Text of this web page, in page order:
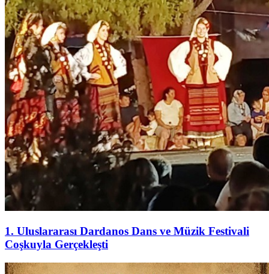
1. Uluslararası Dardanos Dans ve Müzik Festivali
Coşkuyla Gerçekleşti